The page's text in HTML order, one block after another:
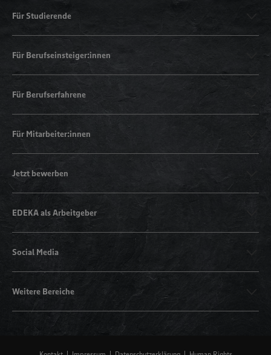
Für Studierende
Für Berufseinsteiger:innen
Für Berufserfahrene
Für Mitarbeiter:innen
Jetzt bewerben
EDEKA als Arbeitgeber
Social Media
Weitere Bereiche